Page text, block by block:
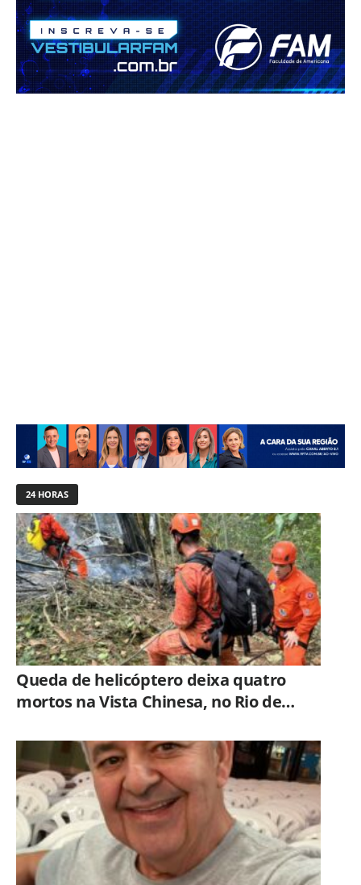
24 HORAS
Queda de helicóptero deixa quatro
mortos na Vista Chinesa, no Rio de